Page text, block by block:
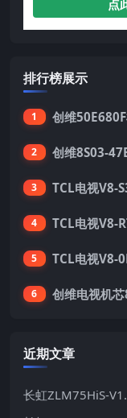
点
排行榜展示
1 创维
2 创维8S03-
3
4
5
6 创维电视机
近期文章
长虹ZLM75HiS-